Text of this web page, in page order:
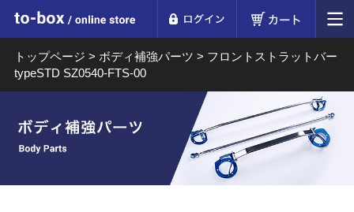
to-box online store
トップページ > ボディ補強パーツ > フロントストラットバー
typeSTD SZ0540-FTS-00